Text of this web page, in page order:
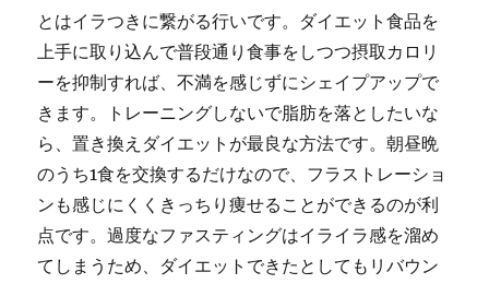
とはイラつきに繋がる行いです。ダイエット食品を
上手に取り込んで普段通り食事をしつつ摂取カロリ
ーを抑制すれば、不満を感じずにシェイプアップで
きます。トレーニングしないで脂肪を落としたいな
ら、置き換えダイエットが最良な方法です。朝昼晩
のうち1食を交換するだけなので、フラストレーショ
ンも感じにくくきっちり痩せることができるのが利
点です。過度なファスティングはイライラ感を溜め
てしまうため、ダイエットできたとしてもリバウン